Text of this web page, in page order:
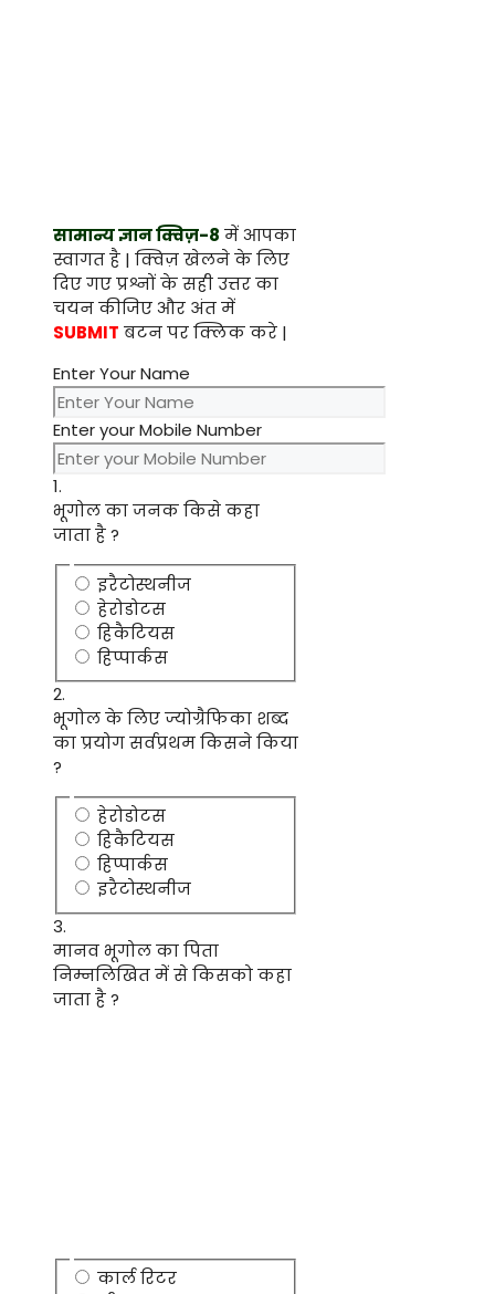
सामान्य ज्ञान क्विज़-8 में आपका
स्वागत है | क्विज़ खेलने के लिए
दिए गए प्रश्नों के सही उत्तर का
चयन कीजिए और अंत में
SUBMIT बटन पर क्लिक करे |
Enter Your Name
Enter your Mobile Number
1.
भूगोल का जनक किसे कहा
जाता है ?
इरैटोस्थनीज
हेरोडोटस
हिकैटियस
हिप्पार्कस
2.
भूगोल के लिए ज्योग्रैफिका शब्द
का प्रयोग सर्वप्रथम किसने किया
?
हेरोडोटस
हिकैटियस
हिप्पार्कस
इरैटोस्थनीज
3.
मानव भूगोल का पिता
निम्नलिखित में से किसको कहा
जाता है ?
कार्ल रिटर